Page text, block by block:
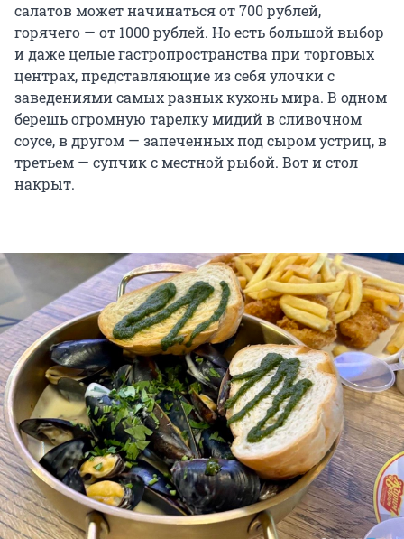
салатов может начинаться от 700 рублей,
горячего — от 1000 рублей. Но есть большой выбор
и даже целые гастропространства при торговых
центрах, представляющие из себя улочки с
заведениями самых разных кухонь мира. В одном
берешь огромную тарелку мидий в сливочном
соусе, в другом — запеченных под сыром устриц, в
третьем — супчик с местной рыбой. Вот и стол
накрыт.